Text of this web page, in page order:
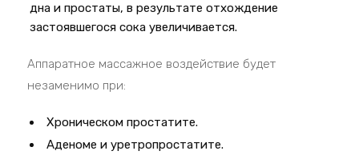
дна и простаты, в результате отхождение
застоявшегося сока увеличивается.
Аппаратное массажное воздействие будет
незаменимо при:
Хроническом простатите.
Аденоме и уретропростатите.